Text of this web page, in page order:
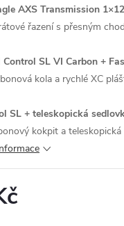
AXS Transmission
řazení s přesným
SL VI Carbon +
kola a rychlé XC
SL + teleskopická
kokpit a teleskopická